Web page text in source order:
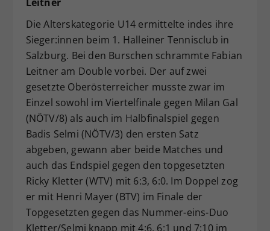
Die Alterskategorie U14 ermittelte indes ihre
Sieger:innen beim 1. Halleiner Tennisclub in
Salzburg. Bei den Burschen schrammte Fabian
Leitner am Double vorbei. Der auf zwei
gesetzte Oberösterreicher musste zwar im
Einzel sowohl im Viertelfinale gegen Milan Gal
(NÖTV/8) als auch im Halbfinalspiel gegen
Badis Selmi (NÖTV/3) den ersten Satz
abgeben, gewann aber beide Matches und
auch das Endspiel gegen den topgesetzten
Ricky Kletter (WTV) mit 6:3, 6:0. Im Doppel zog
er mit Henri Mayer (BTV) im Finale der
Topgesetzten gegen das Nummer-eins-Duo
Kletter/Selmi knapp mit 4:6, 6:1 und 7:10 im